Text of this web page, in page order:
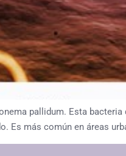
pallidum. Esta bacteria
Es más común en áreas